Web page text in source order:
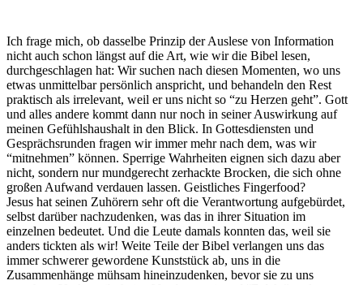
Ich frage mich, ob dasselbe Prinzip der Auslese von Information
nicht auch schon längst auf die Art, wie wir die Bibel lesen,
durchgeschlagen hat: Wir suchen nach diesen Momenten, wo uns
etwas unmittelbar persönlich anspricht, und behandeln den Rest
praktisch als irrelevant, weil er uns nicht so “zu Herzen geht”. Gott
und alles andere kommt dann nur noch in seiner Auswirkung auf
meinen Gefühlshaushalt in den Blick. In Gottesdiensten und
Gesprächsrunden fragen wir immer mehr nach dem, was wir
“mitnehmen” können. Sperrige Wahrheiten eignen sich dazu aber
nicht, sondern nur mundgerecht zerhackte Brocken, die sich ohne
großen Aufwand verdauen lassen. Geistliches Fingerfood?
Jesus hat seinen Zuhörern sehr oft die Verantwortung aufgebürdet,
selbst darüber nachzudenken, was das in ihrer Situation im
einzelnen bedeutet. Und die Leute damals konnten das, weil sie
anders tickten als wir! Weite Teile der Bibel verlangen uns das
immer schwerer gewordene Kunststück ab, uns in die
Zusammenhänge mühsam hineinzudenken, bevor sie zu uns